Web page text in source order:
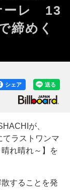
ーレ 13
締めく
送る
シェア
が、
てラストワンマ
れ晴れ～】を
することを発